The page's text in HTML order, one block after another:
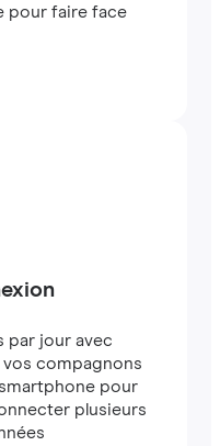
pour faire face
par jour avec
compagnons
pour
plusieurs